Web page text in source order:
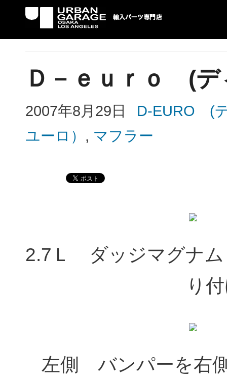
Ｄ－ｅｕｒｏ (
2007年8月29日
D-EURO
ユーロ） , マフラー
2.7Ｌ ダッジマグナ
り
左側 バンパーを